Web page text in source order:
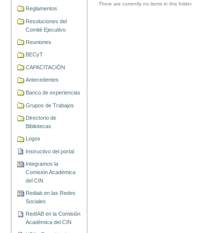
Reglamentos
Resoluciones del
Comité Ejecutivo
Reuniones
BECyT
CAPACITACIÓN
Antecedentes
Banco de experiencias
Grupos de Trabajos
Directorio de
Bibliotecas
Logos
Instructivo del portal
Integramos la
Comisión Académica
del CIN
Rediab en las Redes
Sociales
RedIAB en la Comisión
Académica del CIN
There are currently no items in this folder.